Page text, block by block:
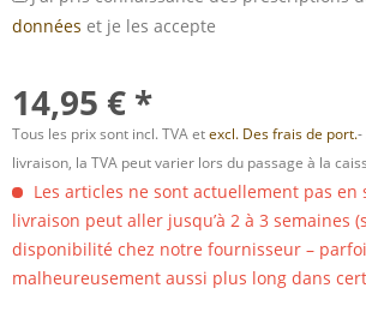
données et je les accepte
14,95 € *
Tous les prix sont incl. TVA etexcl. Des frais de port.-
livraison, la TVA peut varier lors du passage à la
Les articles ne sont actuellement pas en
livraison peut aller jusqu’à 2 à 3 semaines
disponibilité chez notre fournisseur –
malheureusement aussi plus long dans